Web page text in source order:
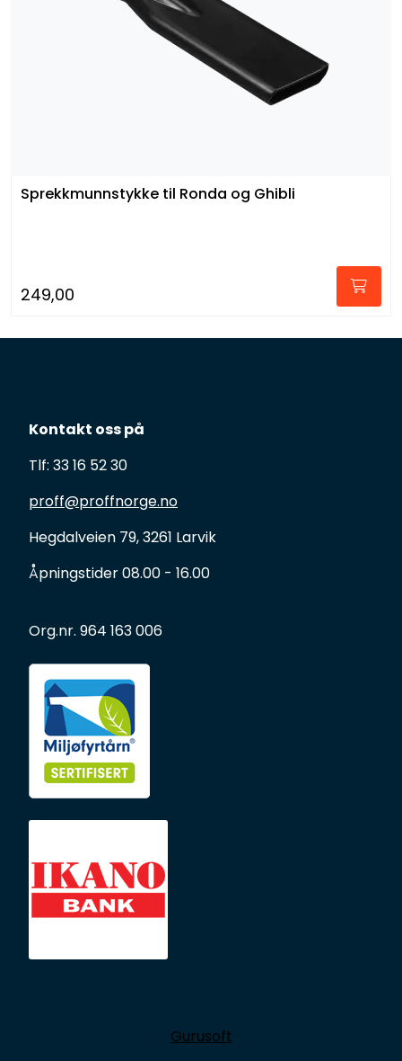
Sprekkmunnstykke til Ronda og Ghibli
249,00
Kontakt oss på
Tlf: 33 16 52 30
proff@proffnorge.no
Hegdalveien 79, 3261 Larvik
Åpningstider 08.00 - 16.00
Org.nr. 964 163 006
Gurusoft